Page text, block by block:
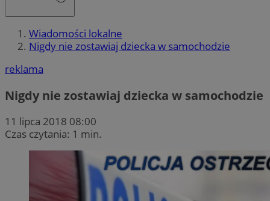
Wiadomości lokalne
Nigdy nie zostawiaj dziecka w samochodzie
reklama
Nigdy nie zostawiaj dziecka w samochodzie
11 lipca 2018 08:00
Czas czytania: 1 min.